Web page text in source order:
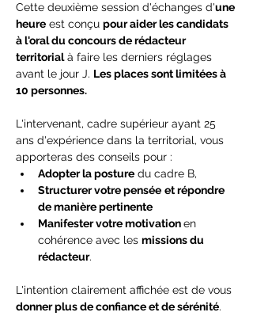
Cette deuxième session d'échanges d'une
heure est conçu pour aider les candidats
à l'oral du concours de rédacteur
territorial à faire les derniers réglages
avant le jour J. Les places sont limitées à
10 personnes.
L'intervenant, cadre supérieur ayant 25
ans d'expérience dans la territorial, vous
apporteras des conseils pour :
Adopter la posture du cadre B,
Structurer votre pensée et répondre
de manière pertinente
Manifester votre motivation en
cohérence avec les missions du
rédacteur.
L'intention clairement affichée est de vous
donner plus de confiance et de sérénité.